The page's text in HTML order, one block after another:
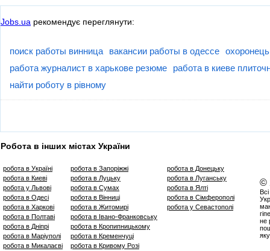
Jobs.ua рекомендує переглянути:
поиск работы винница вакансии работы в одессе
работа журналист в харькове резюме
работа в киеве
найти роботу в рівному
Робота в інших містах України
робота в Україні
робота в Киеві
робота у Львові
робота в Одесі
робота в Харкові
робота в Полтаві
робота в Дніпрі
робота в Маріуполі
робота в Микалаєві
робота в Запоріжжі
робота в Луцьку
робота в Сумах
робота в Вінниці
робота в Житомирі
робота в Івано-Франковську
робота в Кропипницькому
робота в Кременчуці
робота в Кривому Розі
робота в Донецьку
робота в Луганську
робота в Ялті
робота в Сімферополі
робота у Севастополі
©
не